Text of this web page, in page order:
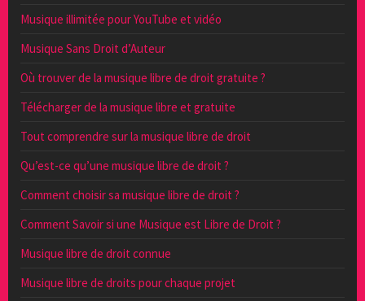
Musique illimitée pour YouTube et vidéo
Musique Sans Droit d’Auteur
Où trouver de la musique libre de droit gratuite ?
Télécharger de la musique libre et gratuite
Tout comprendre sur la musique libre de droit
Qu’est-ce qu’une musique libre de droit ?
Comment choisir sa musique libre de droit ?
Comment Savoir si une Musique est Libre de Droit ?
Musique libre de droit connue
Musique libre de droits pour chaque projet